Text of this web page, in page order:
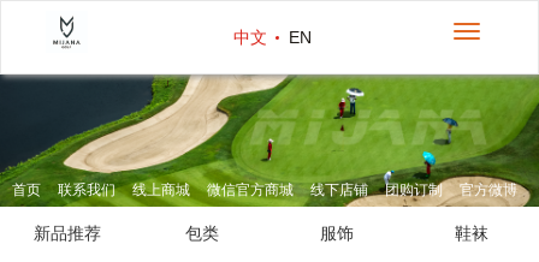
首页 联系我们 线上商城 微信官方商城 线下店铺 团购订制 官方微博
切
导
航
中文 EN
新品推荐 包类 服饰 鞋袜